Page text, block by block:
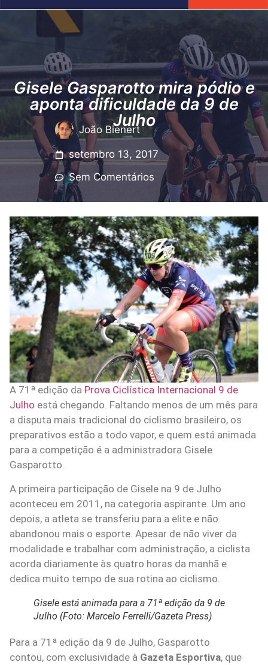
Gisele Gasparotto mira pódio e
aponta dificuldade da 9 de
Julho
João Bienert
setembro 13, 2017
Sem Comentários
A 71ª edição da Prova Ciclística Internacional 9 de
Julho está chegando. Faltando menos de um mês para
a disputa mais tradicional do ciclismo brasileiro, os
preparativos estão a todo vapor, e quem está animada
para a competição é a administradora Gisele
Gasparotto.
A primeira participação de Gisele na 9 de Julho
aconteceu em 2011, na categoria aspirante. Um ano
depois, a atleta se transferiu para a elite e não
abandonou mais o esporte. Apesar de não viver da
modalidade e trabalhar com administração, a ciclista
acorda diariamente às quatro horas da manhã e
dedica muito tempo de sua rotina ao ciclismo.
Gisele está animada para a 71ª edição da 9 de
Julho (Foto: Marcelo Ferrelli/Gazeta Press)
Para a 71ª edição da 9 de Julho, Gasparotto
contou, com exclusividade à Gazeta Esportiva, que